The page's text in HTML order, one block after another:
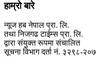
हाम्रो बारे
न्यूज हब नेपाल प्रा. लि.
तथा निजगढ टाईम्स प्रा. लि.
द्वारा संयुक्त रूपमा संचालित
सूचना विभाग दर्ता नं. ३२९८-